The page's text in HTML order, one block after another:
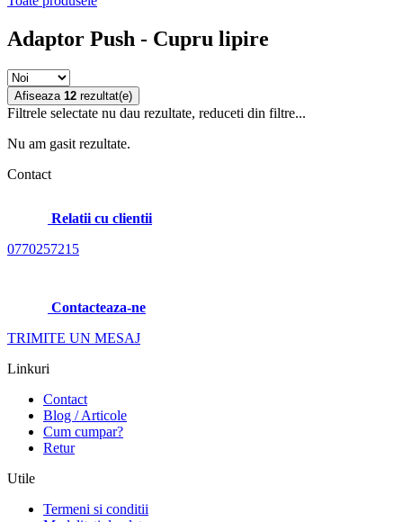
Adaptor Push - Cupru lipire
Afiseaza 12 rezultat(e)
Filtrele selectate nu dau rezultate, reduceti din filtre...
Nu am gasit rezultate.
Contact
Relatii cu clientii
0770257215
Contacteaza-ne
TRIMITE UN MESAJ
Linkuri
Contact
Blog / Articole
Cum cumpar?
Retur
Utile
Termeni si conditii